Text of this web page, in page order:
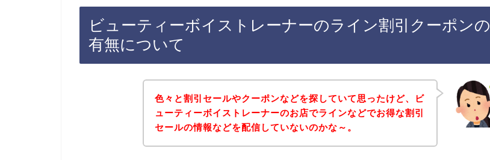
ビューティーボイストレーナーのライン割引クーポンの
有無について
色々と割引セールやクーポンなどを探していて思ったけど、ビ
ューティーボイストレーナーのお店でラインなどでお得な割引
セールの情報などを配信していないのかな～。